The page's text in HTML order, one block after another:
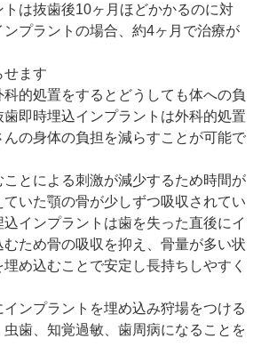
トは抜歯後10ヶ月ほどかかるのに対
ンプラントの場合、約4ヶ月で治療が
せます
的処置をするとどうしても体への負
即時埋込インプラントは外科的処置
の身体の負担を減らすことが可能で
ことによる刺激が減少するため時間が
いた顎の骨が少しずつ吸収されてい
インプラントは歯を失った直後にイ
ため骨の吸収を抑え、骨量が多い状
め込むことで安定し長持ちしやすく
インプラントを埋め込み狩場をつける
歯、知覚過敏、歯周病になることを